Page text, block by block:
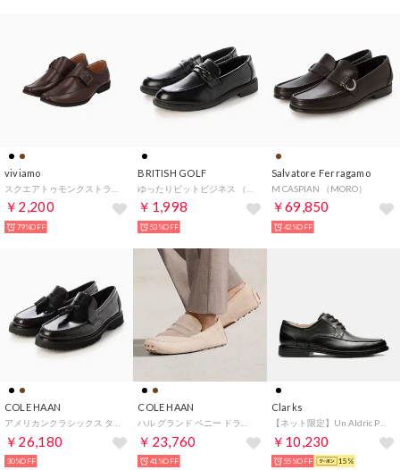
viviamo
￥2,200
79%OFF
BRITISH GOLF
￥1,998
53%OFF
Salvatore Ferragamo
M CASPIAN （MORO）
￥69,850
42%OFF
COLE HAAN
￥26,180
30%OFF
COLE HAAN
￥23,760
41%OFF
Clarks
【ネット限定】Un Aldric Park / アンアルドリックパーク （ブラックレザー）
￥10,230
55%OFF 15%